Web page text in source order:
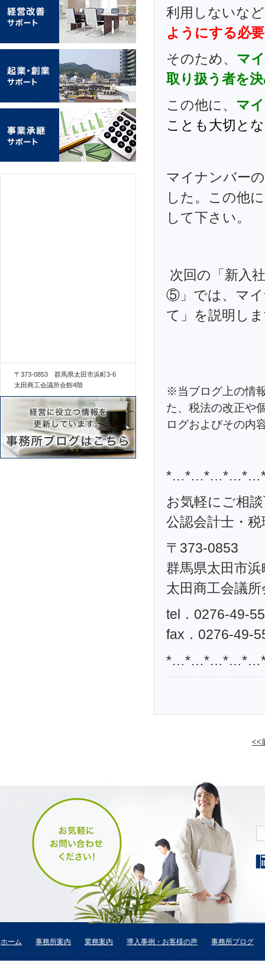
利用しないな
ようにする必要
そのため、 マ
取り扱う者を
この他に、 マ
ことも大切と
マイナンバー
した。この他
して下さい。
次回の「新入
⑤」では、マイ
て」を説明し
※当ブログ上の情
た、税法の改正や
ログおよびその内
お気軽にご相
公認会計士・
〒373-0853
群馬県太田市
太田商工会議
tel．0276-49-
fax．0276-49-
<<
〒373-0853 群馬県太田市浜町3-6
太田商工会議所会館4階
ホーム 事務所案内 業務案内 導入事例・お客様の声 事務所ブログ